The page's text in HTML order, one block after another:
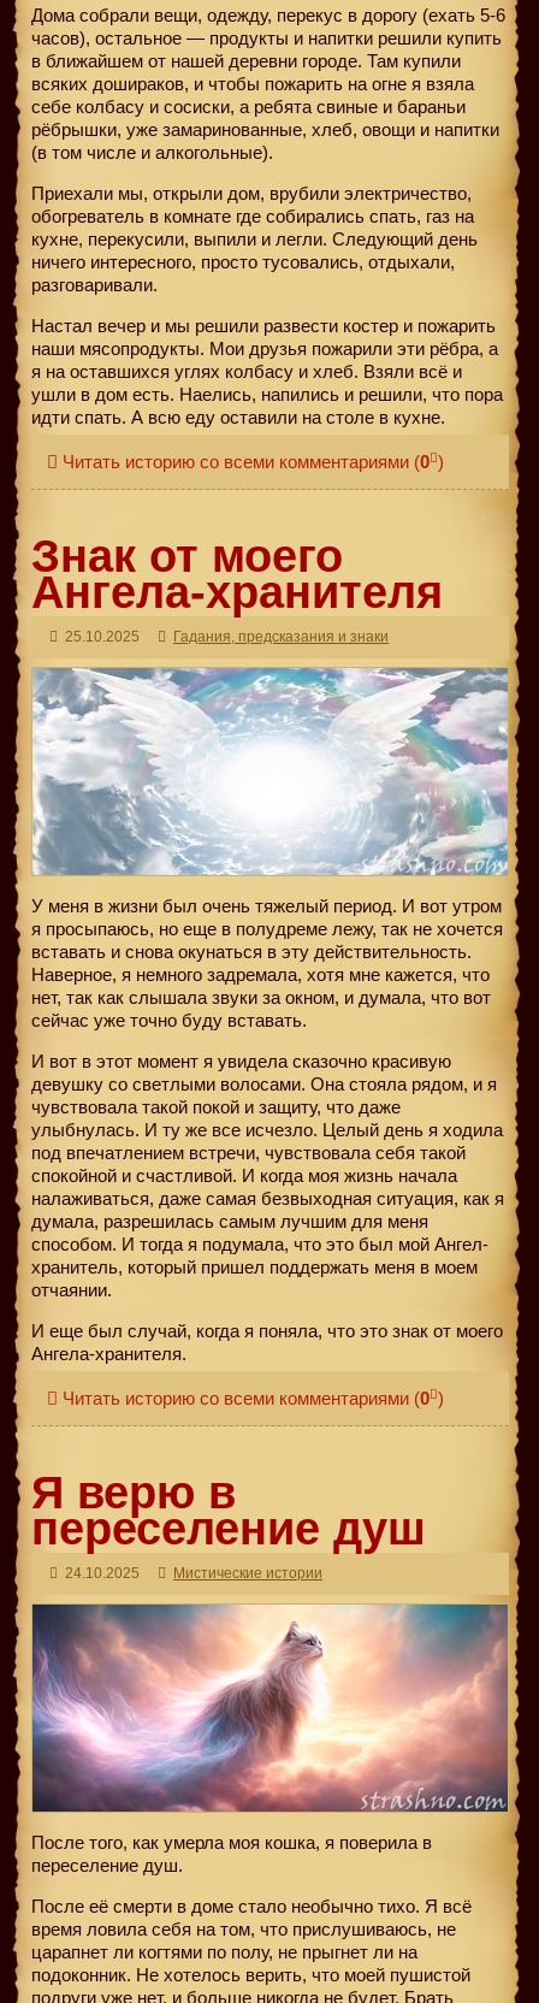
Дома собрали вещи, одежду, перекус в дорогу (ехать 5-6
часов), остальное — продукты и напитки решили купить
в ближайшем от нашей деревни городе. Там купили
всяких дошираков, и чтобы пожарить на огне я взяла
себе колбасу и сосиски, а ребята свиные и бараньи
рёбрышки, уже замаринованные, хлеб, овощи и напитки
(в том числе и алкогольные).
Приехали мы, открыли дом, врубили электричество,
обогреватель в комнате где собирались спать, газ на
кухне, перекусили, выпили и легли. Следующий день
ничего интересного, просто тусовались, отдыхали,
разговаривали.
Настал вечер и мы решили развести костер и пожарить
наши мясопродукты. Мои друзья пожарили эти рёбра, а
я на оставшихся углях колбасу и хлеб. Взяли всё и
ушли в дом есть. Наелись, напились и решили, что пора
идти спать. А всю еду оставили на столе в кухне.
Читать историю со всеми комментариями (0 )
Знак от моего
Ангела-хранителя
25.10.2025 Гадания, предсказания и знаки
У меня в жизни был очень тяжелый период. И вот утром
я просыпаюсь, но еще в полудреме лежу, так не хочется
вставать и снова окунаться в эту действительность.
Наверное, я немного задремала, хотя мне кажется, что
нет, так как слышала звуки за окном, и думала, что вот
сейчас уже точно буду вставать.
И вот в этот момент я увидела сказочно красивую
девушку со светлыми волосами. Она стояла рядом, и я
чувствовала такой покой и защиту, что даже
улыбнулась. И ту же все исчезло. Целый день я ходила
под впечатлением встречи, чувствовала себя такой
спокойной и счастливой. И когда моя жизнь начала
налаживаться, даже самая безвыходная ситуация, как я
думала, разрешилась самым лучшим для меня
способом. И тогда я подумала, что это был мой Ангел-
хранитель, который пришел поддержать меня в моем
отчаянии.
И еще был случай, когда я поняла, что это знак от моего
Ангела-хранителя.
Читать историю со всеми комментариями (0 )
Я верю в
переселение душ
24.10.2025 Мистические истории
После того, как умерла моя кошка, я поверила в
переселение душ.
После её смерти в доме стало необычно тихо. Я всё
время ловила себя на том, что прислушиваюсь, не
царапнет ли когтями по полу, не прыгнет ли на
подоконник. Не хотелось верить, что моей пушистой
подруги уже нет, и больше никогда не будет. Брать